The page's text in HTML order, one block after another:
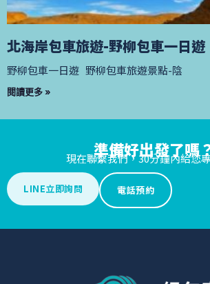
北海岸包車旅遊-野柳包車一日遊
野柳包車一日遊 野柳包車旅遊景點-陰
閱讀更多 »
準備好出發了嗎
現在聯繫我們，30分鐘內給您
LINE立即詢問 電話預約